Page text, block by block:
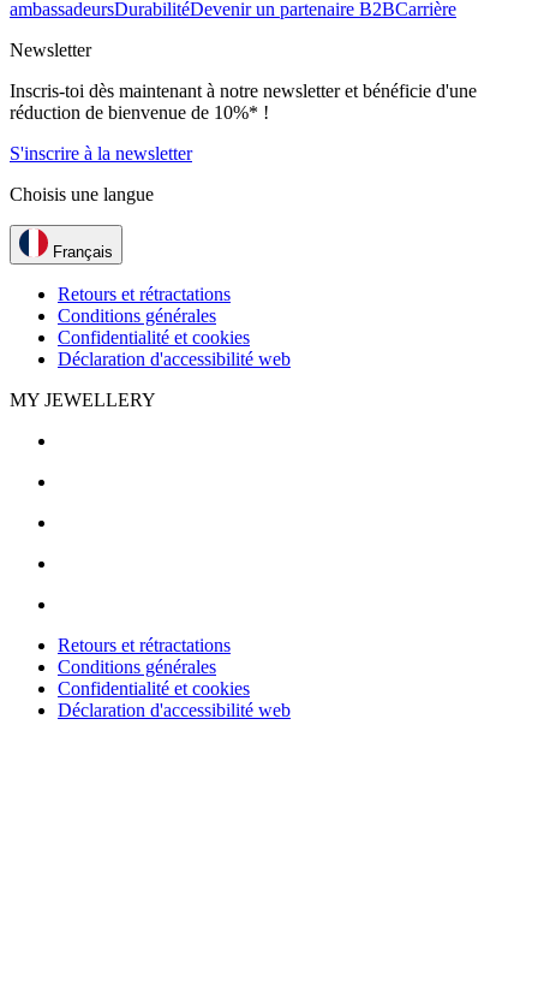
ambassadeursDurabilitéDevenir un partenaire B2BCarrière
Newsletter
Inscris-toi dès maintenant à notre newsletter et bénéficie d'une
réduction de bienvenue de 10%* !
S'inscrire à la newsletter
Choisis une langue
Français
Retours et rétractations
Conditions générales
Confidentialité et cookies
Déclaration d'accessibilité web
MY JEWELLERY
Retours et rétractations
Conditions générales
Confidentialité et cookies
Déclaration d'accessibilité web